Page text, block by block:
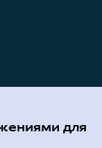
для